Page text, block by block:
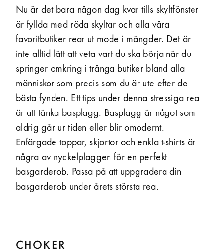
Nu är det bara någon dag kvar tills skyltfönster
är fyllda med röda skyltar och alla våra
favoritbutiker rear ut mode i mängder. Det är
inte alltid lätt att veta vart du ska börja när du
springer omkring i trånga butiker bland alla
människor som precis som du är ute efter de
bästa fynden. Ett tips under denna stressiga rea
är att tänka basplagg. Basplagg är något som
aldrig går ur tiden eller blir omodernt.
Enfärgade toppar, skjortor och enkla t-shirts är
några av nyckelplaggen för en perfekt
basgarderob. Passa på att uppgradera din
basgarderob under årets största rea.
CHOKER